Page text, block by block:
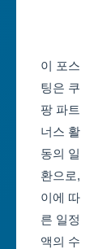
광
역
시
세
종
특
일
정
부
산
제
이 포스
팅은 쿠
팡 파트
너스 활
동의 일
환으로,
이에 따
른 일정
액의 수